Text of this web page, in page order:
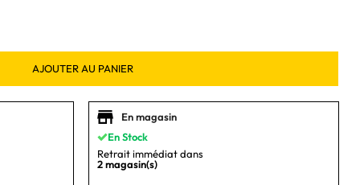
AJOUTER AU PANIER
En magasin
En Stock
Retrait immédiat dans
2 magasin(s)